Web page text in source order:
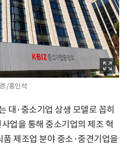
./홍인석
대·중소기업 상생 모델로 꼽히
업을 통해 중소기업의 제조 혁
품 제조업 분야 중소·중견기업을